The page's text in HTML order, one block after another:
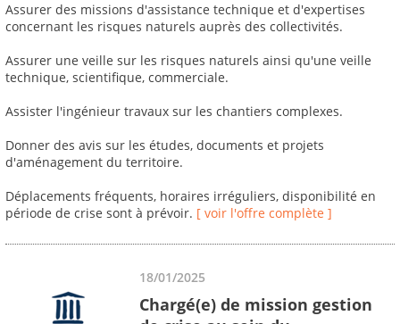
Assurer des missions d'assistance technique et d'expertises
concernant les risques naturels auprès des collectivités.
Assurer une veille sur les risques naturels ainsi qu'une veille
technique, scientifique, commerciale.
Assister l'ingénieur travaux sur les chantiers complexes.
Donner des avis sur les études, documents et projets
d'aménagement du territoire.
Déplacements fréquents, horaires irréguliers, disponibilité en
période de crise sont à prévoir. [ voir l'offre complète ]
18/01/2025
Chargé(e) de mission gestion